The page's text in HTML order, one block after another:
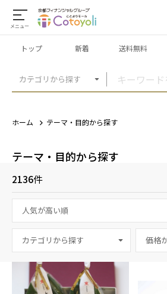
メニュー
カテゴリから探す
トップ 新着 送料無料
ホーム テーマ・目的から探す
テーマ・目的から探す
2136件
カテゴリから探す